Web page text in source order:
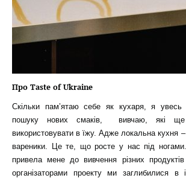
Про Taste of Ukraine
Скільки пам’ятаю себе як кухаря, я
пошуку нових смаків, вивчаю, які ще
використовувати в їжу. Адже локальна кухня
вареники. Це те, що росте у нас під
привела мене до вивчення різних
організаторами проекту ми заглибилися в